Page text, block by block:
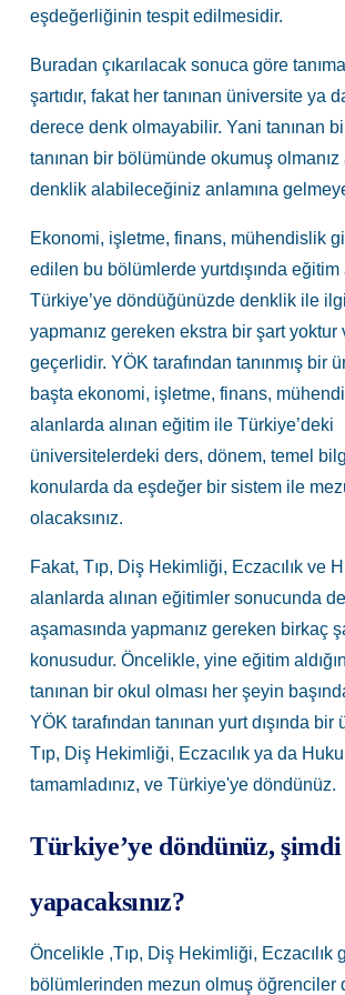
eşdeğerliğinin tespit edilmesidir.
Buradan çıkarılacak sonuca göre
şartıdır, fakat her tanınan üniversite ya
derece denk olmayabilir. Yani tanınan
tanınan bir bölümünde okumuş olmanız
denklik alabileceğiniz anlamına
Ekonomi, işletme, finans, mühendislik
edilen bu bölümlerde yurtdışında eğitim
Türkiye’ye döndüğünüzde denklik ile
yapmanız gereken ekstra bir şart yoktur
geçerlidir. YÖK tarafından tanınmış bir
başta ekonomi, işletme, finans,
alanlarda alınan eğitim ile Türkiye’deki
üniversitelerdeki ders, dönem, temel
konularda da eşdeğer bir sistem ile
olacaksınız.
Fakat, Tıp, Diş Hekimliği, Eczacılık ve
alanlarda alınan eğitimler sonucunda
aşamasında yapmanız gereken birkaç
konusudur. Öncelikle, yine eğitim
tanınan bir okul olması her şeyin
YÖK tarafından tanınan yurt dışında bir
Tıp, Diş Hekimliği, Eczacılık ya da
tamamladınız, ve Türkiye'ye döndünüz.
Türkiye’ye döndünüz, şimdi
yapacaksınız?
Öncelikle ,Tıp, Diş Hekimliği, Eczacılık
bölümlerinden mezun olmuş öğrenciler